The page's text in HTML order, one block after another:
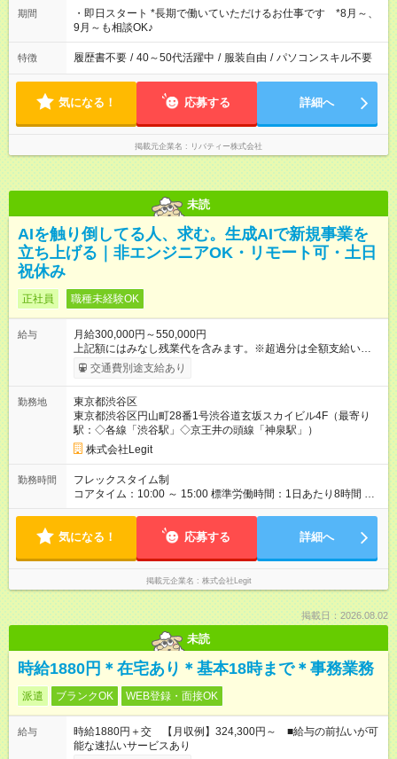
期間
・即日スタート *長期で働いていただけるお仕事です *8月～、
9月～も相談OK♪
特徴 履歴書不要 / 40～50代活躍中 / 服装自由 / パソコンスキル不要
気になる！ 応募する 詳細へ
掲載元企業名 リバティー株式会社
未読
AIを触り倒してる人、求む。生成AIで新規事業を
立ち上げる｜非エンジニアOK・リモート可・土日
祝休み
正社員 職種未経験OK
給与
月給300,000円～550,000円
上記額にはみなし残業代を含みます。※超過分は全額支給いたし
ます。 みなし残業代 105,469円 以上／月 みなし残業時間 45時
間／月 昇給は随時！スキルと成果に応じて、月給・年収レンジ
た方は、年次に関係なく大幅UPも可能。 入社後は予算と裁量を
お渡しします。会社のお金を使って、どんどん試して、どんど
ん作ってください。 ※みなし残業時間を超過した分は全額支給
します。 【試用期間】試用期間あり 試用期間の長さ：6ヶ月
※ 雇用形態と給与に、本採用時と異なる部分があります。 雇用
形態：中途採用（契約社員） 給与：本採用時と同じです。
交通費別途支給あり
勤務地
東京都渋谷区
東京都渋谷区円山町28番1号渋谷道玄坂スカイビル4F（最寄り
駅：◇各線「渋谷駅」◇京王井の頭線「神泉駅」）
株式会社Legit
勤務時間
フレックスタイム制
コアタイム：10:00 ～ 15:00 標準労働時間：1日あたり8時間 フ
レックスタイム制／標準労働時間：1日あたり8時間 ※コアタイ
気になる！ 応募する 詳細へ
掲載元企業名 株式会社Legit
掲載日：2026.08.02
未読
時給1880円＊在宅あり＊基本18時まで＊事務業務
派遣 ブランクOK WEB登録・面接OK
給与
時給1880円＋交 【月収例】324,300円～ ■給与の前払いが可
能な速払いサービスあり